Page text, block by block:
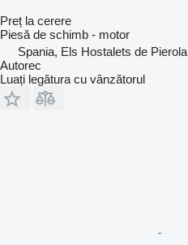
Preț la cerere
Piesă de schimb - motor
Spania, Els Hostalets de Pierola
Autorec
Luați legătura cu vânzătorul